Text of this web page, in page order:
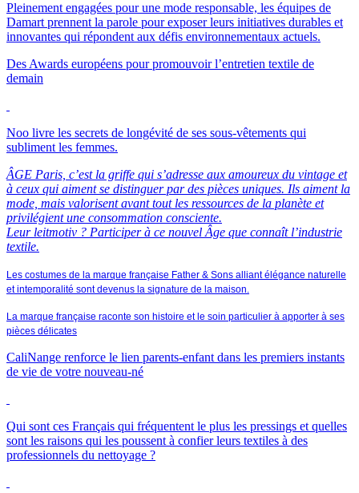
Pleinement engagées pour une mode responsable, les équipes de
Damart prennent la parole pour exposer leurs initiatives durables et
innovantes qui répondent aux défis environnementaux actuels.
Des Awards européens pour promouvoir l’entretien textile de
demain
Noo livre les secrets de longévité de ses sous-vêtements qui
subliment les femmes.
ÂGE Paris, c’est la griffe qui s’adresse aux amoureux du vintage et
à ceux qui aiment se distinguer par des pièces uniques. Ils aiment la
mode, mais valorisent avant tout les ressources de la planète et
privilégient une consommation consciente.
Leur leitmotiv ? Participer à ce nouvel Âge que connaît l’industrie
textile.
Les costumes de la marque française Father & Sons alliant élégance naturelle
et intemporalité sont devenus la signature de la maison.
La marque française raconte son histoire et le soin particulier à apporter à ses
pièces délicates
CaliNange renforce le lien parents-enfant dans les premiers instants
de vie de votre nouveau-né
Qui sont ces Français qui fréquentent le plus les pressings et quelles
sont les raisons qui les poussent à confier leurs textiles à des
professionnels du nettoyage ?